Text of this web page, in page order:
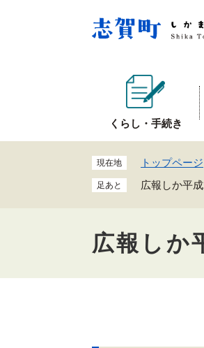
ー
ジ
。
くらし・手続き
現在地 トップページ
足あと 広報しか平
広報しか